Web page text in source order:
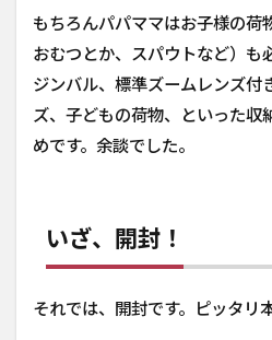
もちろんパパママはお子様の荷
おむつとか、スパウトなど）も
ジンバル、標準ズームレンズ付
ズ、子どもの荷物、といった収
めです。余談でした。
いざ、開封！
それでは、開封です。ピッタリ